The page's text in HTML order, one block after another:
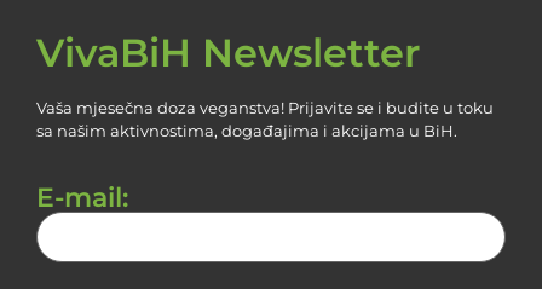
VivaBiH Newsletter
Vaša mjesečna doza veganstva! Prijavite se i budite u toku
sa našim aktivnostima, događajima i akcijama u BiH.
E-mail: